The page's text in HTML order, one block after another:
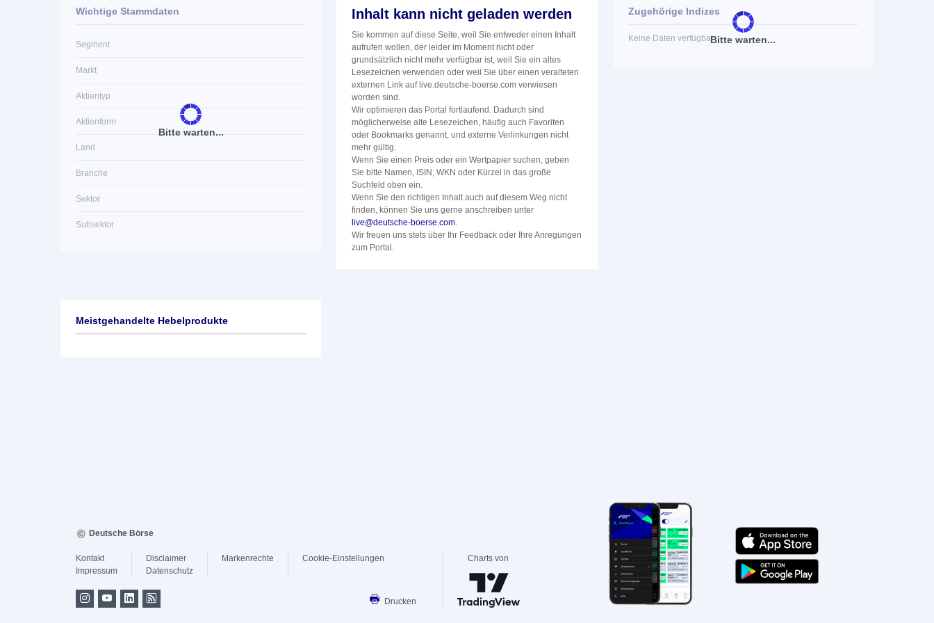
Bitte warten...
Wichtige Stammdaten
Segment
Markt
Aktientyp
Aktienform
Land
Branche
Sektor
Subsektor
Inhalt kann nicht geladen werden
Sie kommen auf diese Seite, weil Sie entweder einen Inhalt
aufrufen wollen, der leider im Moment nicht oder
grundsätzlich nicht mehr verfügbar ist, weil Sie ein altes
Lesezeichen verwenden oder weil Sie über einen veralteten
externen Link auf live.deutsche-boerse.com verwiesen
worden sind.
Wir optimieren das Portal fortlaufend. Dadurch sind
möglicherweise alte Lesezeichen, häufig auch Favoriten
oder Bookmarks genannt, und externe Verlinkungen nicht
mehr gültig.
Wenn Sie einen Preis oder ein Wertpapier suchen, geben
Sie bitte Namen, ISIN, WKN oder Kürzel in das große
Suchfeld oben ein.
Wenn Sie den richtigen Inhalt auch auf diesem Weg nicht
finden, können Sie uns gerne anschreiben unter
live@deutsche-boerse.com.
Wir freuen uns stets über Ihr Feedback oder Ihre Anregungen
zum Portal.
Bitte warten...
Zugehörige Indizes
Keine Daten verfügbar
Meistgehandelte Hebelprodukte
Deutsche Börse
Kontakt
Impressum
Disclaimer
Datenschutz
Markenrechte Cookie-Einstellungen
Drucken
Charts von